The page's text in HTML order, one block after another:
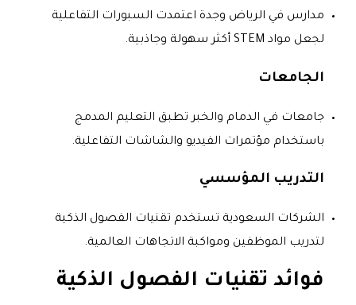
مدارس في الرياض وجدة اعتمدت السبورات التفاعلية
لجعل مواد STEM أكثر سهولة وجاذبية.
الجامعات
جامعات في الدمام والخبر تطبق التعليم المدمج
باستخدام مؤتمرات الفيديو والشاشات التفاعلية.
التدريب المؤسسي
الشركات السعودية تستخدم تقنيات الفصول الذكية
لتدريب الموظفين ومواكبة الاتجاهات العالمية.
فوائد تقنيات الفصول الذكية